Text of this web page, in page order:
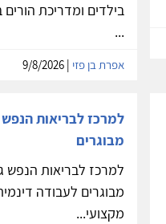
בילדים ומדריכת הורים
...
אפרת בן פזי | 9/8/2026
למרכז לבריאות
מבוגרים
למרכז לבריאות
מבוגרים לעבודה
מקצועי...